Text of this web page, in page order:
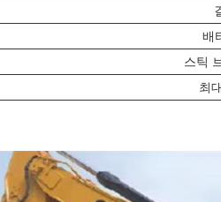
배
스틱
최